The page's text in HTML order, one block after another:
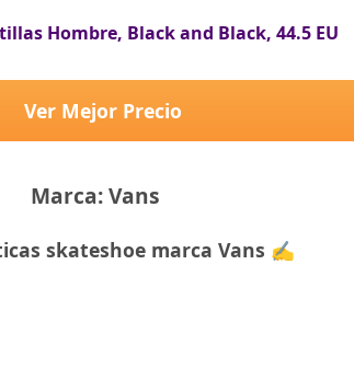
Hombre, Black and Black, 44.5 EU
Marca: Vans
Ver Mejor Precio
skateshoe marca Vans ✍